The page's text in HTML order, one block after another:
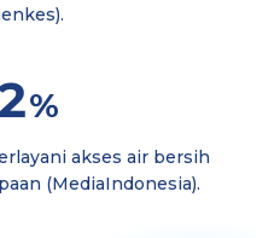
%
akses air bersih
(MediaIndonesia).